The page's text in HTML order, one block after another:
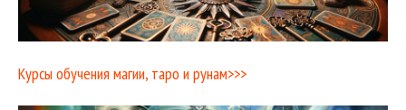
Курсы обучения магии, таро и рунам>>>